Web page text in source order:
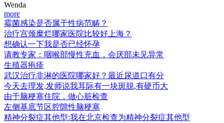
Wenda
more
霉菌感染是否属于性病范畴？
治疗宫颈糜烂哪家医院比较好上海？
想确认一下我是否已经怀孕
请教专家：咽喉部慢性充血，会厌部未见异常
生殖器疱疹
武汉治疗非淋的医院哪家好？最近尿道口有分
今天去理发,发师说我耳际有一块斑脱,有硬币大
由于脑梗塞住院，做心脏检查
左侧基底节区腔隙性脑梗塞
精神分裂症其他型:我在北京检查为精神分裂症其他型